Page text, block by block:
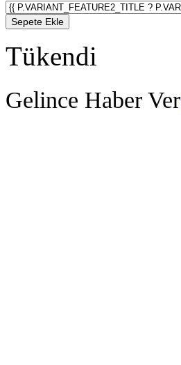
Sepete Ekle
Tükendi
Gelince Haber Ver